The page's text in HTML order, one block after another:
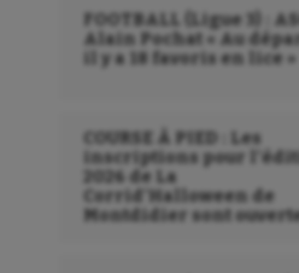
FOOTBALL (Ligue 3) :
Alain Pochat « Au
il y a 18 favoris en lice »
COURSE À PIED : Les
inscriptions pour
2026 de La
Corrid’Halloween de
Montdidier sont